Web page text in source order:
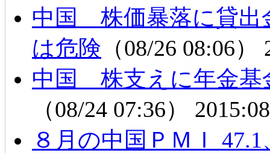
中国 株価暴落に貸出
は危険 （08/26 08:06）
中国 株支えに年金基
（08/24 07:36）
８月の中国ＰＭＩ